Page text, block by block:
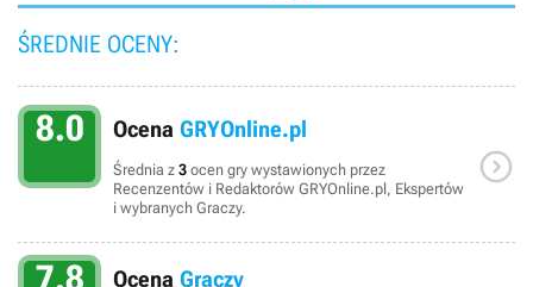
ŚREDNIE OCENY:
8.0 Ocena GRYOnline.pl
Średnia z 3 ocen gry wystawionych przez
Recenzentów i Redaktorów GRYOnline.pl, Ekspertów
i wybranych Graczy.

7.8 Ocena Graczy